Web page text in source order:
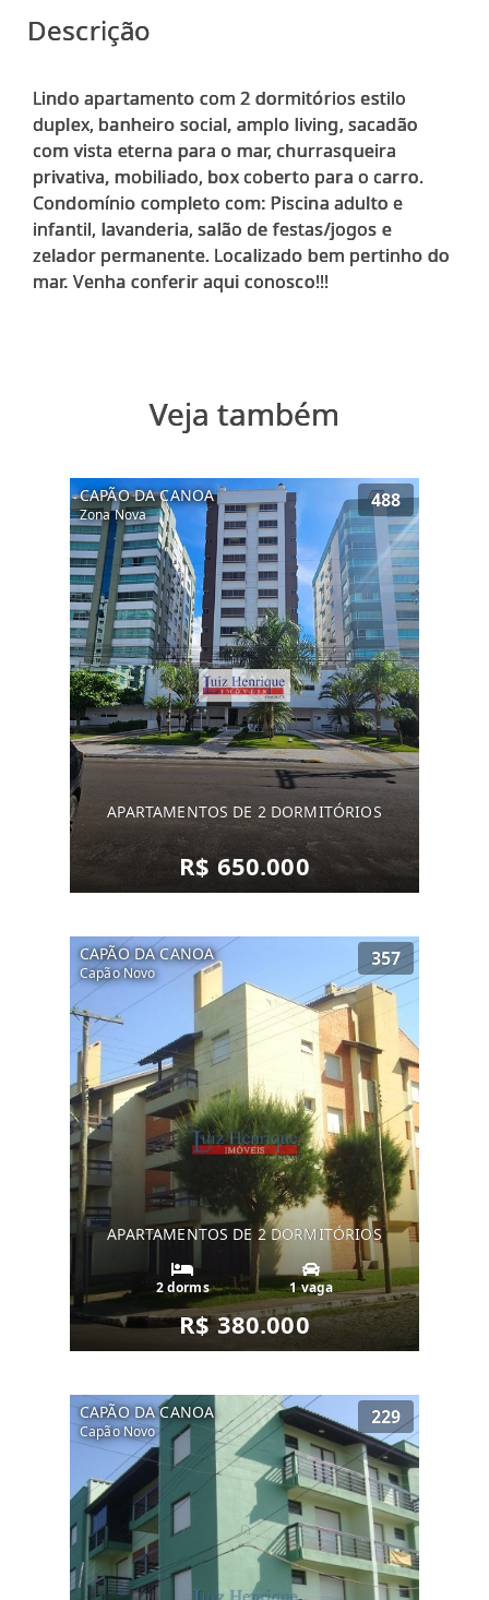
Descrição
Lindo apartamento com 2 dormitórios estilo
duplex, banheiro social, amplo living, sacadão
com vista eterna para o mar, churrasqueira
privativa, mobiliado, box coberto para o carro.
Condomínio completo com: Piscina adulto e
infantil, lavanderia, salão de festas/jogos e
zelador permanente. Localizado bem pertinho do
Veja também
CAPÃO DA CANOA
Zona Nova
488
APARTAMENTOS DE 2 DORMITÓRIOS
R$ 650.000
CAPÃO DA CANOA
Capão Novo
357
APARTAMENTOS DE 2 DORMITÓRIOS
2 dorms 1 vaga
R$ 380.000
CAPÃO DA CANOA
Capão Novo
229